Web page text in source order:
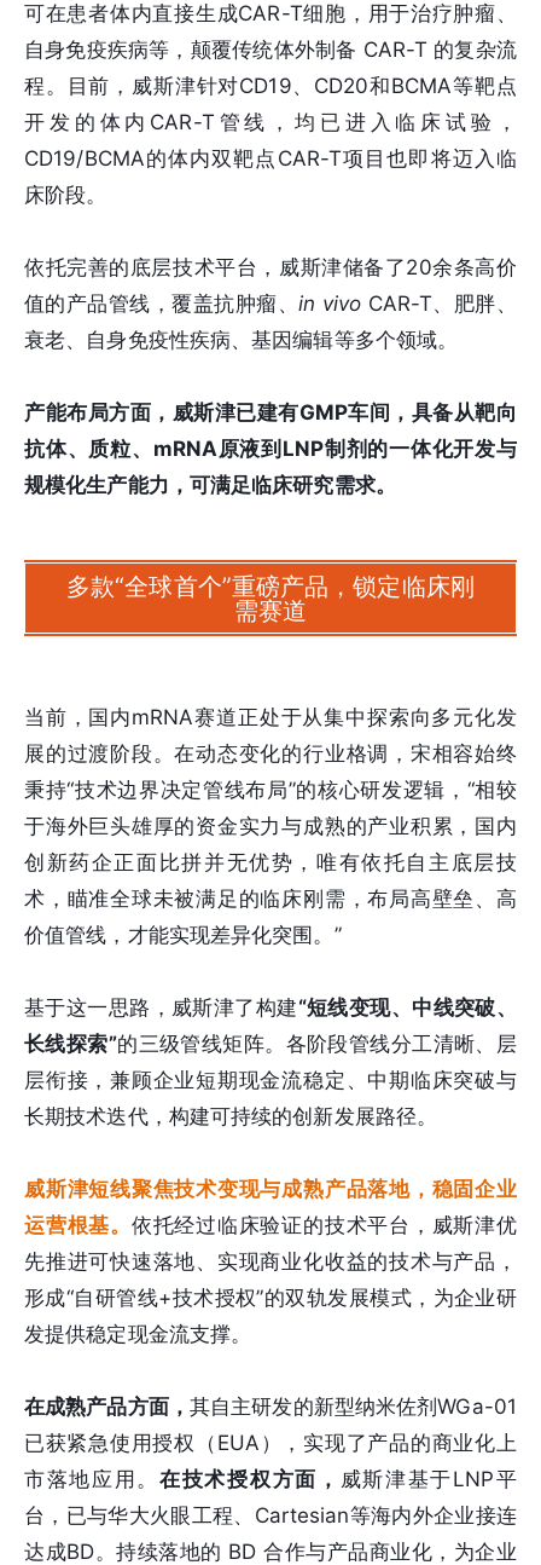
可在患者体内直接生成CAR-T细胞，用于治疗肿瘤、
自身免疫疾病等，颠覆传统体外制备 CAR-T 的复杂流
程。目前，威斯津针对CD19、CD20和BCMA等靶点
开发的体内CAR-T管线，均已进入临床试验，
CD19/BCMA的体内双靶点CAR-T项目也即将迈入临
床阶段。
依托完善的底层技术平台，威斯津储备了20余条高价
值的产品管线，覆盖抗肿瘤、in vivo CAR-T、肥胖、
衰老、自身免疫性疾病、基因编辑等多个领域。
产能布局方面，威斯津已建有GMP车间，具备从靶向
抗体、质粒、mRNA原液到LNP制剂的一体化开发与
规模化生产能力，可满足临床研究需求。
多款“全球首个”重磅产品，锁定临床刚
需赛道
当前，国内mRNA赛道正处于从集中探索向多元化发
展的过渡阶段。在动态变化的行业格调，宋相容始终
秉持“技术边界决定管线布局”的核心研发逻辑，“相较
于海外巨头雄厚的资金实力与成熟的产业积累，国内
创新药企正面比拼并无优势，唯有依托自主底层技
术，瞄准全球未被满足的临床刚需，布局高壁垒、高
价值管线，才能实现差异化突围。”
基于这一思路，威斯津了构建“短线变现、中线突破、
长线探索”的三级管线矩阵。各阶段管线分工清晰、层
层衔接，兼顾企业短期现金流稳定、中期临床突破与
长期技术迭代，构建可持续的创新发展路径。
威斯津短线聚焦技术变现与成熟产品落地，稳固企业
运营根基。 依托经过临床验证的技术平台，威斯津优
先推进可快速落地、实现商业化收益的技术与产品，
形成“自研管线+技术授权”的双轨发展模式，为企业研
发提供稳定现金流支撑。
在成熟产品方面， 其自主研发的新型纳米佐剂WGa-01
已获紧急使用授权（EUA），实现了产品的商业化上
市落地应用。在技术授权方面， 威斯津基于LNP平
台，已与华大火眼工程、Cartesian等海内外企业接连
达成BD。持续落地的 BD 合作与产品商业化，为企业